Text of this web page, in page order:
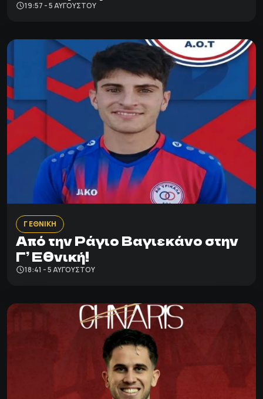
19:57 - 5 ΑΥΓΟΎΣΤΟΥ
Γ ΕΘΝΙΚΗ
Από την Ράγιο Βαγιεκάνο στην
Γ’ Εθνική!
18:41 - 5 ΑΥΓΟΎΣΤΟΥ